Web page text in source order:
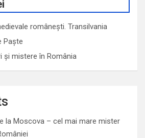
românești. Transilvania
Paşte
și mistere în România
la Moscova – cel mai mare mister